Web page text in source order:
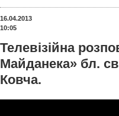
16.04.2013
10:05
Телевізійна
Майданека» бл.
Ковча.